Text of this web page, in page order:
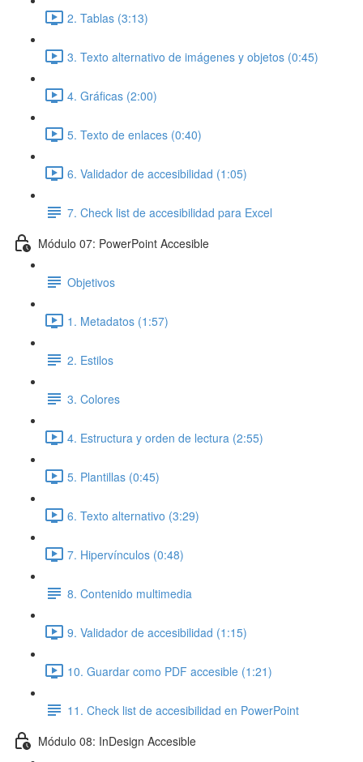
2. Tablas (3:13)
3. Texto alternativo de imágenes y objetos (0:45)
4. Gráficas (2:00)
5. Texto de enlaces (0:40)
6. Validador de accesibilidad (1:05)
7. Check list de accesibilidad para Excel
Módulo 07: PowerPoint Accesible
Objetivos
1. Metadatos (1:57)
2. Estilos
3. Colores
4. Estructura y orden de lectura (2:55)
5. Plantillas (0:45)
6. Texto alternativo (3:29)
7. Hipervínculos (0:48)
8. Contenido multimedia
9. Validador de accesibilidad (1:15)
10. Guardar como PDF accesible (1:21)
11. Check list de accesibilidad en PowerPoint
Módulo 08: InDesign Accesible